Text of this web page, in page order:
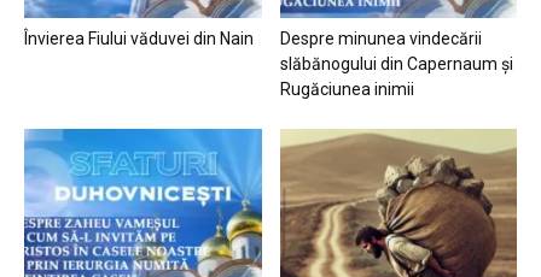
Învierea Fiului văduvei din Nain
Despre minunea vindecării
slăbănogului din Capernaum și
Rugăciunea inimii